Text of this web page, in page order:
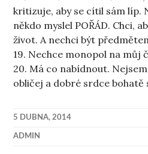
kritizuje, aby se cítil sám líp.
někdo myslel POŘÁD. Chci,
život. A nechci být
19. Nechce monopol na můj
20. Má co nabídnout.
obličej a dobré srdce bohatě
5 DUBNA, 2014
ADMIN